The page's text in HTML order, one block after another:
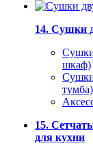
14. Сушки
шкаф)
тумба)
15.
для кухни